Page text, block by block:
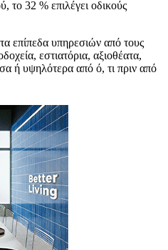
το 32 % επιλέγει οδικούς
επίπεδα υπηρεσιών από τους
εστιατόρια, αξιοθέατα,
ή υψηλότερα από ό, τι πριν από